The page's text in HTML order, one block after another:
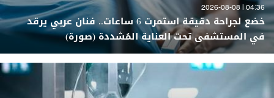
04:36 | 2026-08-08
خضع لجراحة دقيقة استمرت 6 ساعات.. فنان عربي يرقد
في المستشفى تحت العناية المُشددة (صورة)